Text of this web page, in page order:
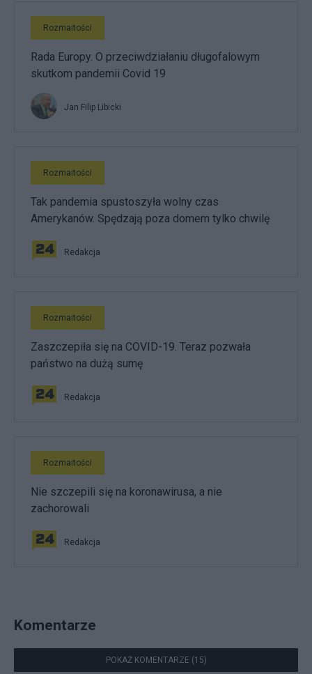
Rozmaitości
Rada Europy. O przeciwdziałaniu długofalowym
skutkom pandemii Covid 19
Jan Filip Libicki
Rozmaitości
Tak pandemia spustoszyła wolny czas
Amerykanów. Spędzają poza domem tylko chwilę
Redakcja
Rozmaitości
Zaszczepiła się na COVID-19. Teraz pozwała
państwo na dużą sumę
Redakcja
Rozmaitości
Nie szczepili się na koronawirusa, a nie
zachorowali
Redakcja
Komentarze
POKAŻ KOMENTARZE (15)